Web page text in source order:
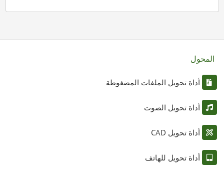
المحول
أداة تحويل الملفات المضغوطة
أداة تحويل الصوت
أداة تحويل CAD
أداة تحويل للهاتف